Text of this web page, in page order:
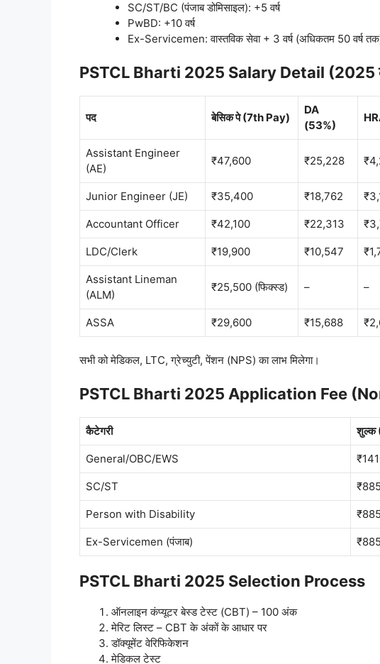
SC/ST/BC (पंजाब डोमिसाइल): +5 वर्ष
PwBD: +10 वर्ष
Ex-Servicemen: वास्तविक सेवा + 3 वर्ष (अधिकतम 50 वर्ष
PSTCL Bharti 2025 Salary Detail (2025
पद बेसिक पे (7th Pay)
DA
(53%)
Assistant Engineer
(AE)
₹47,600 ₹25,228
Junior Engineer (JE) ₹35,400 ₹18,762
Accountant Officer ₹42,100 ₹22,313
LDC/Clerk ₹19,900 ₹10,547
Assistant Lineman
(ALM)
₹25,500 (फिक्स्ड) – –
ASSA ₹29,600 ₹15,688
सभी को मेडिकल, LTC, ग्रेच्युटी, पेंशन (NPS) का लाभ मिलेगा।
PSTCL Bharti 2025 Application Fee
कैटेगरी शुल्क
General/OBC/EWS
SC/ST ₹885
Person with Disability ₹885
Ex-Servicemen (पंजाब) ₹885
PSTCL Bharti 2025 Selection Process
ऑनलाइन कंप्यूटर बेस्ड टेस्ट (CBT) – 100 अंक
मेरिट लिस्ट – CBT के अंकों के आधार पर
डॉक्यूमेंट वेरिफिकेशन
मेडिकल टेस्ट